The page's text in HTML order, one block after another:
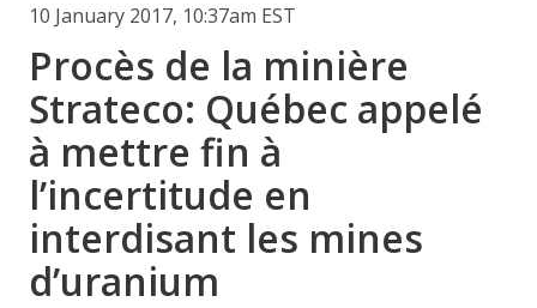
10 January 2017, 10:37am EST
Procès de la minière
Strateco: Québec appelé
à mettre fin à
l’incertitude en
interdisant les mines
d’uranium